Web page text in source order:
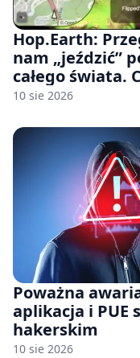
Hop.Earth:
nam „jeździć”
całego świata.
Google Street
10 sie 2026
Poważna
aplikacja i PUE
hakerskim
10 sie 2026